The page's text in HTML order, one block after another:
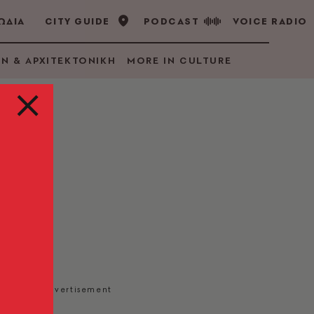
CITY GUIDE PODCAST VOICE RADIO
& ΑΡΧΙΤΕΚΤΟΝΙΚΗ MORE IN CULTURE